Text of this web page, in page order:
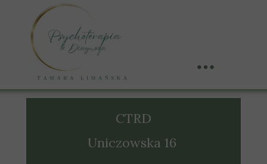
CTRD
Uniczowska 16